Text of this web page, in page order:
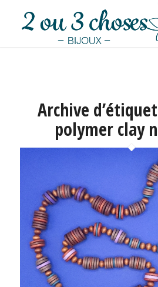
Archive
polymer clay